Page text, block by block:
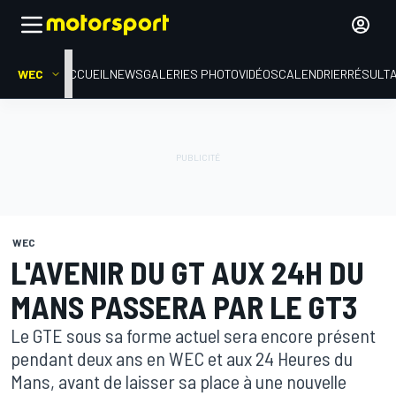
WEC ACCUEIL NEWSGALERIES PHOTOVIDÉOSCALENDRIER
WEC
L'AVENIR DU GT AUX 24H DU
MANS PASSERA PAR LE GT3
Le GTE sous sa forme actuel sera encore présent
pendant deux ans en WEC et aux 24 Heures du
Mans, avant de laisser sa place à une nouvelle